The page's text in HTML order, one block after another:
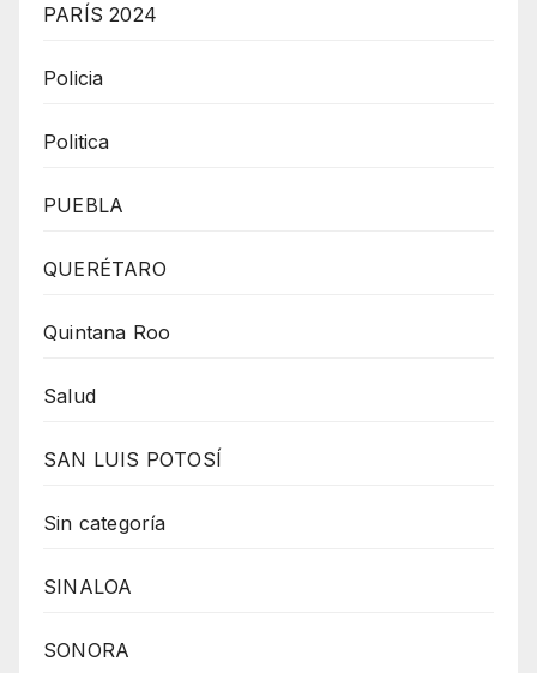
PARÍS 2024
Policia
Politica
PUEBLA
QUERÉTARO
Quintana Roo
Salud
SAN LUIS POTOSÍ
Sin categoría
SINALOA
SONORA